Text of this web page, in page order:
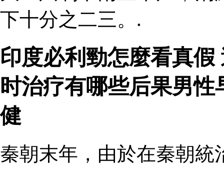
下十分之二三。.
印度必利勁怎麼看真
时治疗有哪些后果男
健
秦朝末年，由於在秦朝統